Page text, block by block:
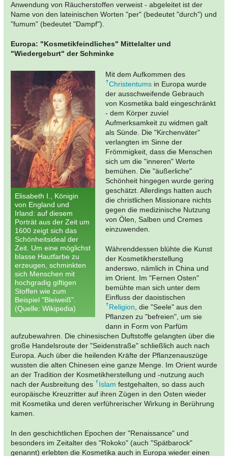
Anwendung von Räucherstoffen verweist - abgeleitet ist der
Name von den lateinischen Worten "per" (bedeutet "durch") und
"fumum" (bedeutet "Dampf").
Europa: "Kosmetikfeindliches" Mittelalter und
"Wiedergeburt" der Schminke
Elisabeth I., Königin
von England und
Irland: auf diesem
Porträt aus der Zeit um
1600 zeigt sich das
Schönheitsideal der
Zeit. Um eine möglichst
blasse Hautfarbe zu
erzeugen, schminkten
sich Menschen mit
hochgradig giftigen
Stoffen wie zum
Beispiel "Bleiweiß".
(Quelle: Wikipedia)
Mit dem Aufkommen des
Christentums in Europa wurde
der ausschweifende Gebrauch
von Kosmetika bald eingeschränkt
- dem Körper zuviel
Aufmerksamkeit zu widmen galt
als Sünde. Die "Kirchenväter"
verlangten im Sinne der
Frömmigkeit, dass die Menschen
sich um die "inneren" Werte
bemühen. Die "äußerliche"
Schönheit hingegen wurde gering
geschätzt. Allerdings hatten auch
die christlichen Missionare nichts
gegen die medizinische Nutzung
von Ölen, Salben und Cremes
einzuwenden.
Währenddessen blühte die Kunst
der Kosmetikherstellung
anderswo, nämlich in China und
im Orient. Im "Fernen Osten"
bemühte man sich unter dem
Einfluss der daoistischen
Religion, die "Seele" aus den
Pflanzen zu "befreien", um sie
dann in Form von Parfüm
aufzubewahren. Die chinesischen Duftstoffe gelangten über die
große Handelsroute der "Seidenstraße" schließlich auch nach
Europa. Auch über die heilenden Kräfte der Pflanzenauszüge
wussten die alten Chinesen eine ganze Menge. Im Orient wurde
an der Tradition der Kosmetikherstellung und -nutzung auch
nach der Ausbreitung des
Islam festgehalten, so dass auch
europäische Kreuzritter auf ihren Zügen in den Osten wieder
mit Kosmetika und deren verführerischer Wirkung in Berührung
kamen.
In den geschichtlichen Epochen der "Renaissance" und
besonders im Zeitalter des "Rokoko" (auch "Spätbarock"
genannt) erlebten die Kosmetika auch in Europa wieder einen